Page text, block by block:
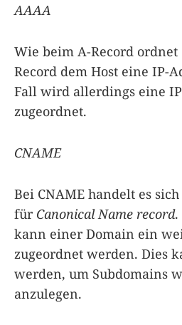
AAAA
Wie beim A-Record ordnet
Record dem Host eine IP-
Fall wird allerdings eine
zugeordnet.
CNAME
Bei CNAME handelt es
für Canonical Name record.
kann einer Domain ein
zugeordnet werden. Dies
werden, um Subdomains
anzulegen.